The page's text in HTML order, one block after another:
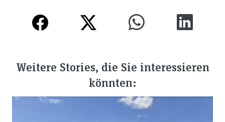
Weitere Stories, die Sie interessieren
könnten: